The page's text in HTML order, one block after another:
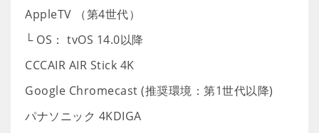
AppleTV （第4世代）
└ OS： tvOS 14.0以降
CCCAIR AIR Stick 4K
Google Chromecast (推奨環境：第1世代以降)
パナソニック 4KDIGA